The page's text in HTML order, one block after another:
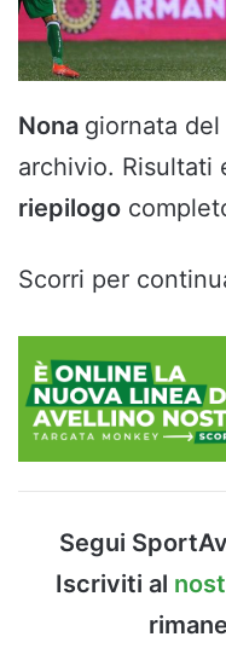
Nona giornata del
archivio. Risultati
riepilogo
Scorri per
Segui
Iscriviti al